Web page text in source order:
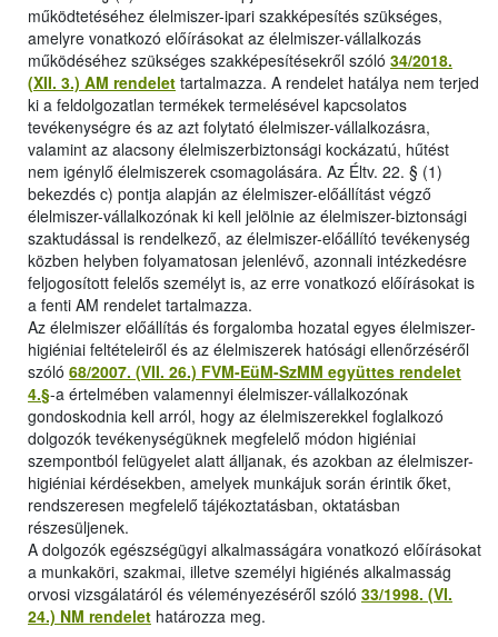
működtetéséhez élelmiszer-ipari szakképesítés szükséges,
amelyre vonatkozó előírásokat az élelmiszer-vállalkozás
működéséhez szükséges szakképesítésekről szóló 34/2018.
(XII. 3.) AM rendelet tartalmazza. A rendelet hatálya nem terjed
ki a feldolgozatlan termékek termelésével kapcsolatos
tevékenységre és az azt folytató élelmiszer-vállalkozásra,
valamint az alacsony élelmiszerbiztonsági kockázatú, hűtést
nem igénylő élelmiszerek csomagolására. Az Éltv. 22. § (1)
bekezdés c) pontja alapján az élelmiszer-előállítást végző
élelmiszer-vállalkozónak ki kell jelölnie az élelmiszer-biztonsági
szaktudással is rendelkező, az élelmiszer-előállító tevékenység
közben helyben folyamatosan jelenlévő, azonnali intézkedésre
feljogosított felelős személyt is, az erre vonatkozó előírásokat is
a fenti AM rendelet tartalmazza.
Az élelmiszer előállítás és forgalomba hozatal egyes élelmiszer-
higiéniai feltételeiről és az élelmiszerek hatósági ellenőrzéséről
szóló 68/2007. (VII. 26.) FVM-EüM-SzMM együttes rendelet
4.§-a értelmében valamennyi élelmiszer-vállalkozónak
gondoskodnia kell arról, hogy az élelmiszerekkel foglalkozó
dolgozók tevékenységüknek megfelelő módon higiéniai
szempontból felügyelet alatt álljanak, és azokban az élelmiszer-
higiéniai kérdésekben, amelyek munkájuk során érintik őket,
rendszeresen megfelelő tájékoztatásban, oktatásban
részesüljenek.
A dolgozók egészségügyi alkalmasságára vonatkozó előírásokat
a munkaköri, szakmai, illetve személyi higiénés alkalmasság
orvosi vizsgálatáról és véleményezéséről szóló 33/1998. (VI.
24.) NM rendelet határozza meg.